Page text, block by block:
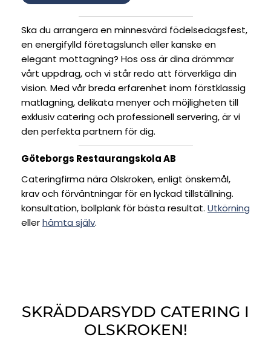
Ska du arrangera en minnesvärd födelsedagsfest,
en energifylld företagslunch eller kanske en
elegant mottagning? Hos oss är dina drömmar
vårt uppdrag, och vi står redo att förverkliga din
vision. Med vår breda erfarenhet inom förstklassig
matlagning, delikata menyer och möjligheten till
exklusiv catering och professionell servering, är vi
den perfekta partnern för dig.
Göteborgs Restaurangskola AB
Cateringfirma nära Olskroken, enligt önskemål,
krav och förväntningar för en lyckad tillställning.
konsultation, bollplank för bästa resultat. Utkörning
ellerhämta själv.
SKRÄDDARSYDD CATERING I
OLSKROKEN!